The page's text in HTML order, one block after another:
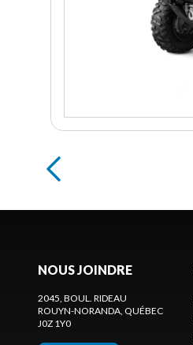
NOUS JOINDRE
2045, BOUL. RIDEAU
ROUYN-NORANDA , QUÉBEC
J0Z 1Y0